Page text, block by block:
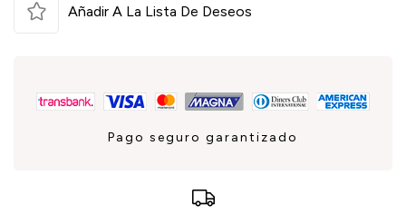
Añadir A La Lista De Deseos
Pago seguro garantizado